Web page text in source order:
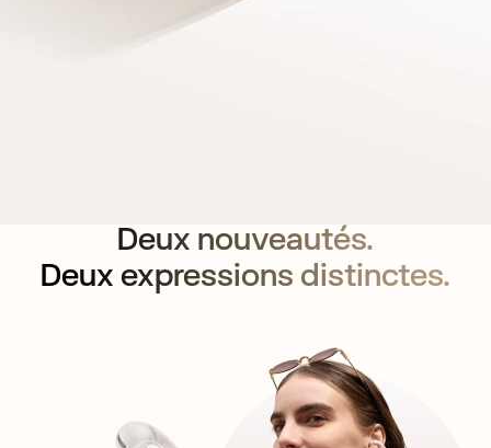
Deux nouveautés.
Deux expressions distinctes.